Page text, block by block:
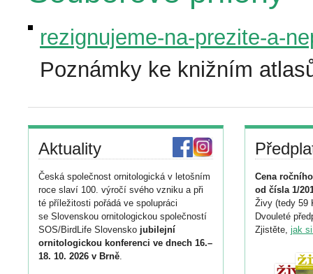
rezignujeme-na-prezite-a-
Poznámky ke knižním
Aktuality
Česká společnost ornitologická v letošním
roce slaví 100. výročí svého vzniku a při
té příležitosti pořádá ve spolupráci
se Slovenskou ornitologickou společností
SOS/BirdLife Slovensko jubilejní
ornitologickou konferenci ve dnech 16.–
18. 10. 2026 v Brně.
Cena
od čísla 1/
Živy (tedy 59
Dvouleté
Zjistěte, jak